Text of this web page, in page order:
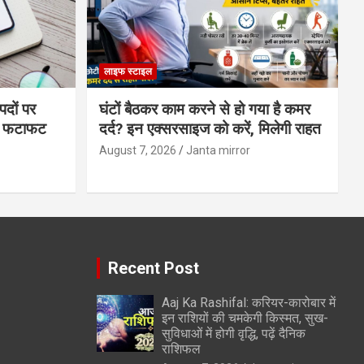
पर
फटाफट
लाइफ स्टाइल
घंटों बैठकर काम करने से हो गया है कमर
दर्द? इन एक्सरसाइज को करें, मिलेगी राहत
August 7, 2026 Janta mirror
Recent Post
Aaj Ka Rashifal: करियर-कारोबार में
इन राशियों की चमकेगी किस्मत, सुख-
सुविधाओं में होगी वृद्धि, पढ़ें दैनिक
राशिफल